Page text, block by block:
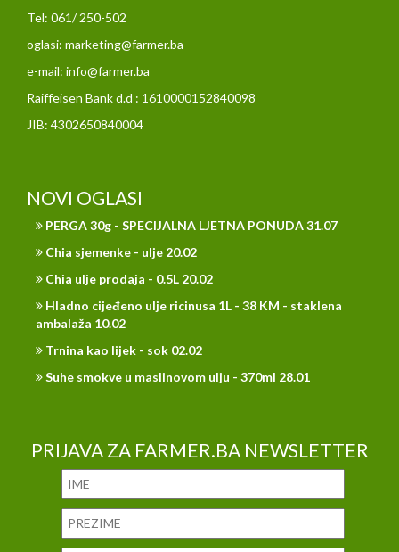
Tel: 061/ 250-502
oglasi: marketing@farmer.ba
e-mail: info@farmer.ba
Raiffeisen Bank d.d : 1610000152840098
JIB: 4302650840004
NOVI OGLASI
PERGA 30g - SPECIJALNA LJETNA PONUDA 31.07
Chia sjemenke - ulje 20.02
Chia ulje prodaja - 0.5L 20.02
Hladno cijeđeno ulje ricinusa 1L - 38 KM - staklena
ambalaža 10.02
Trnina kao lijek - sok 02.02
Suhe smokve u maslinovom ulju - 370ml 28.01
PRIJAVA ZA FARMER.BA NEWSLETTER